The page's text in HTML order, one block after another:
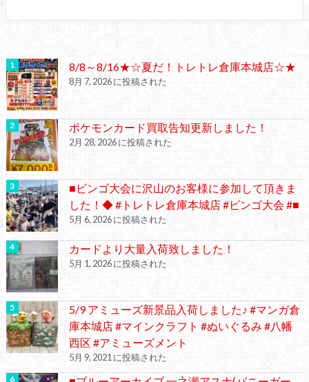
8/8～8/16★☆夏だ！トレトレ倉庫本城店☆★
8月 7, 2026 に投稿された
ポケモンカード買取告知更新しました！
2月 28, 2026 に投稿された
■ビンゴ大会に沢山のお客様に参加して頂きま
した！◆ #トレトレ倉庫本城店 #ビンゴ大会 #■
5月 6, 2026 に投稿された
カードより大量入荷致しました！
5月 1, 2026 に投稿された
5/9 アミューズ新景品入荷しました♪ #マンガ倉
庫本城店 #マインクラフト #ぬいぐるみ #八幡
西区 #アミューズメント
5月 9, 2021 に投稿された